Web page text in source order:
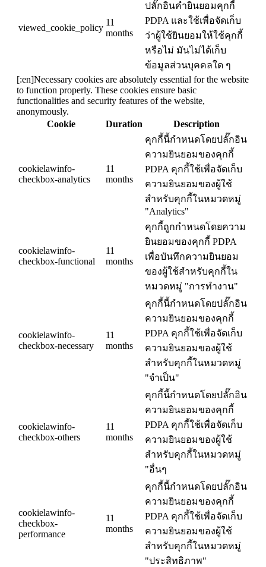
viewed_cookie_policy
11
months
ปลั๊กอินคำยินยอมคุกกี้
PDPA และใช้เพื่อจัดเก็บ
ว่าผู้ใช้ยินยอมให้ใช้คุกกี้
หรือไม่ มันไม่ได้เก็บ
ข้อมูลส่วนบุคคลใด ๆ
[:en]Necessary cookies are absolutely essential for the website
to function properly. These cookies ensure basic
functionalities and security features of the website,
anonymously.
Cookie
Duration Description
cookielawinfo-
checkbox-analytics
11
months
คุกกี้นี้กำหนดโดยปลั๊กอิน
ความยินยอมของคุกกี้
PDPA คุกกี้ใช้เพื่อจัดเก็บ
ความยินยอมของผู้ใช้
สำหรับคุกกี้ในหมวดหมู่
"Analytics"
cookielawinfo-
checkbox-functional
11
months
คุกกี้ถูกกำหนดโดยความ
ยินยอมของคุกกี้ PDPA
เพื่อบันทึกความยินยอม
ของผู้ใช้สำหรับคุกกี้ใน
หมวดหมู่ "การทำงาน"
cookielawinfo-
checkbox-necessary
11
months
คุกกี้นี้กำหนดโดยปลั๊กอิน
ความยินยอมของคุกกี้
PDPA คุกกี้ใช้เพื่อจัดเก็บ
ความยินยอมของผู้ใช้
สำหรับคุกกี้ในหมวดหมู่
"จำเป็น"
cookielawinfo-
checkbox-others
11
months
คุกกี้นี้กำหนดโดยปลั๊กอิน
ความยินยอมของคุกกี้
PDPA คุกกี้ใช้เพื่อจัดเก็บ
ความยินยอมของผู้ใช้
สำหรับคุกกี้ในหมวดหมู่
"อื่นๆ
cookielawinfo-
checkbox-
performance
11
months
คุกกี้นี้กำหนดโดยปลั๊กอิน
ความยินยอมของคุกกี้
PDPA คุกกี้ใช้เพื่อจัดเก็บ
ความยินยอมของผู้ใช้
สำหรับคุกกี้ในหมวดหมู่
"ประสิทธิภาพ"